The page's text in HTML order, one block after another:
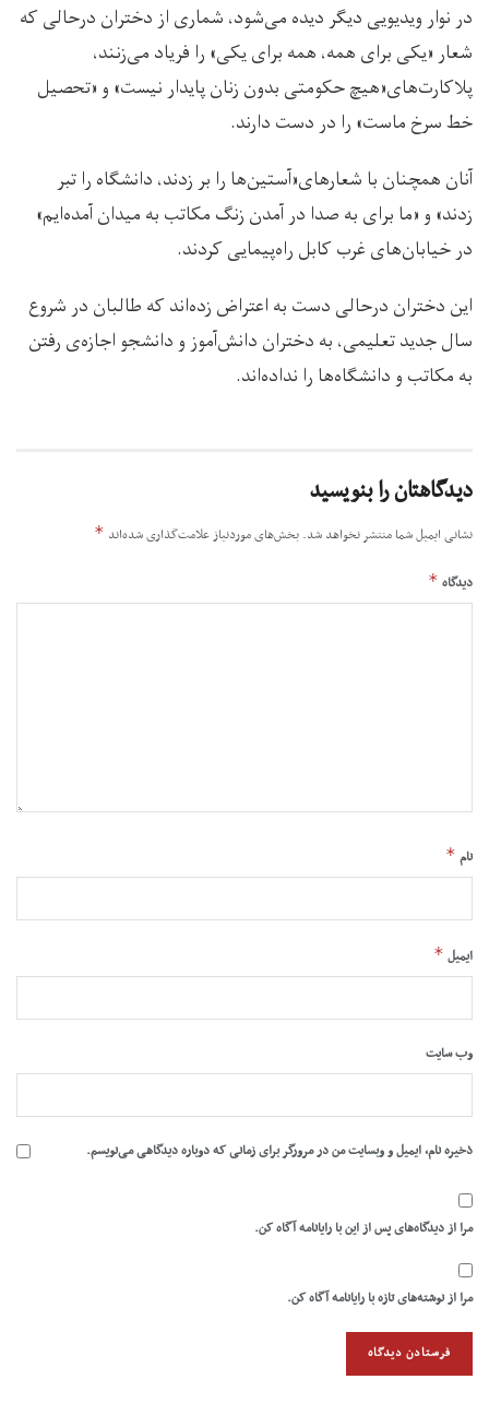
در نوار ویدیویی دیگر دیده می‌شود، شماری از دختران درحالی که
شعار «یکی برای همه، همه برای یکی» را فریاد می‌زنند،
پلاکارت‌های«هیچ حکومتی بدون زنان پایدار نیست» و «تحصیل
خط سرخ ماست» را در دست دارند.
آنان همچنان با شعارهای«آستین‌ها را بر زدند، دانشگاه را تبر
زدند» و «ما برای به صدا در آمدن زنگ مکاتب به میدان آمده‌ایم»
در خیابان‌های غرب کابل راه‌پیمایی کردند.
این دختران درحالی دست به اعتراض زده‌اند که طالبان در شروع
سال جدید تعلیمی، به دختران دانش‌آموز و دانشجو اجازه‌ی رفتن
به مکاتب و دانشگاه‌ها را نداده‌اند.
دیدگاهتان را بنویسید
نشانی ایمیل شما منتشر نخواهد شد. بخش‌های موردنیاز علامت‌گذاری شده‌اند *
دیدگاه *
نام *
ایمیل *
وب‌ سایت
ذخیره نام، ایمیل و وبسایت من در مرورگر برای زمانی که دوباره دیدگاهی می‌نویسم.
مرا از دیدگاه‌های پس از این با رایانامه آگاه کن.
مرا از نوشته‌های تازه با رایانامه آگاه کن.